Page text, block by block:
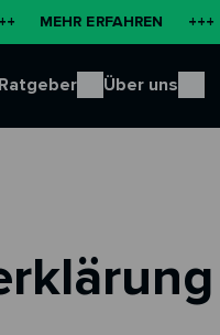
ERFAHREN +++
Ratgeber Über uns